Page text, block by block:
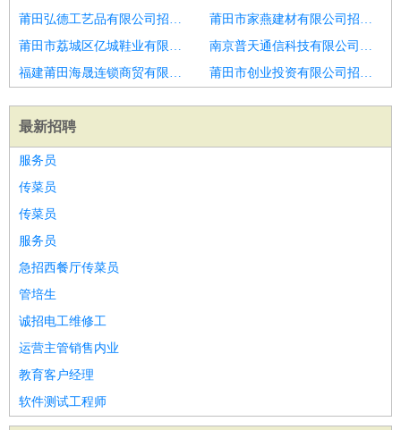
莆田弘德工艺品有限公司招聘电梯维保员
莆田市家燕建材有限公司招聘电梯销售
莆田市荔城区亿城鞋业有限公司招聘招聘电梯安装工
南京普天通信科技有限公司招聘电梯维保技术员
福建莆田海晟连锁商贸有限公司招聘别墅电梯井道分销商
莆田市创业投资有限公司招聘vivom16
最新招聘
服务员
传菜员
传菜员
服务员
急招西餐厅传菜员
管培生
诚招电工维修工
运营主管销售内业
教育客户经理
软件测试工程师